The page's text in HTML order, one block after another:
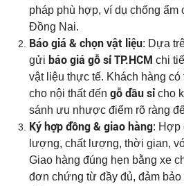
pháp phù hợp, ví dụ chống ẩm
Đồng Nai.
Báo giá & chọn vật liệu: Dựa
gửi báo giá gỗ sỉ TP.HCM chi
vật liệu thực tế. Khách hàng có
cho nội thất đến gỗ dầu sỉcho
sánh ưu nhược điểm rõ ràng
Ký hợp đồng & giao hàng: Hợp
lượng, chất lượng, thời gian,
Giao hàng đúng hẹn bằng xe
đơn chứng từ đầy đủ, đảm bảo